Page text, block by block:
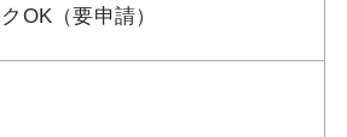
OK（要申請）